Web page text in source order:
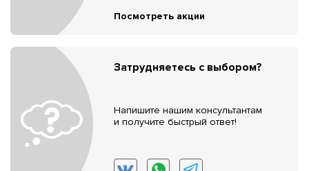
Посмотреть акции
Затрудняетесь с выбором?
Напишите нашим консультантам
и получите быстрый ответ!